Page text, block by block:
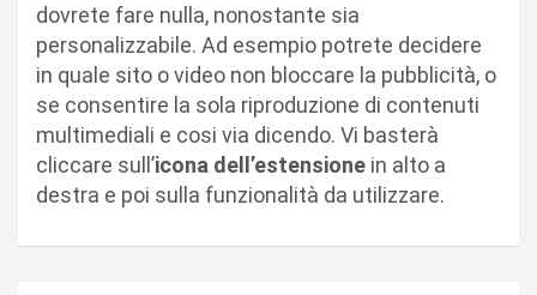
dovrete fare nulla, nonostante sia
personalizzabile. Ad esempio potrete decidere
in quale sito o video non bloccare la pubblicità, o
se consentire la sola riproduzione di contenuti
multimediali e cosi via dicendo. Vi basterà
cliccare sull’icona dell’estensione in alto a
destra e poi sulla funzionalità da utilizzare.